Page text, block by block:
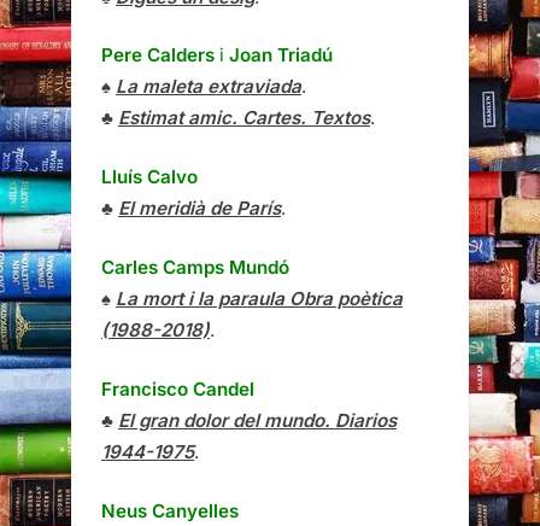
Pere Calders i Joan Triadú
♠ La maleta extraviada.
♣ Estimat amic. Cartes. Textos.
Lluís Calvo
♣ El meridià de París.
Carles Camps Mundó
♠ La mort i la paraula Obra poètica
(1988-2018).
Francisco Candel
♣ El gran dolor del mundo. Diarios
1944-1975.
Neus Canyelles